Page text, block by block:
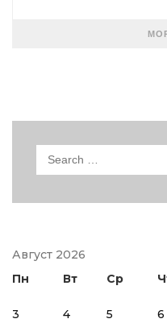
Search
Август 2026
Пн
Вт Ср
3
4 5 6